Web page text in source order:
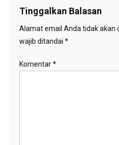
Tinggalkan Balasan
Alamat email Anda tidak akan
wajib ditandai *
Komentar*